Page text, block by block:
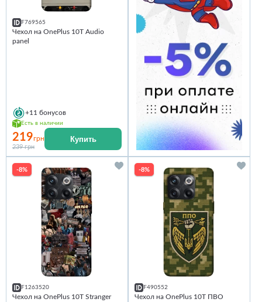
F769565
Чехол на OnePlus 10T Audio
panel
+11 бонусов
Есть в наличии
219грн
239 грн
Купить
-8%
F1263520
Чехол на OnePlus 10T Stranger
-8%
F490552
Чехол на OnePlus 10T ПВО